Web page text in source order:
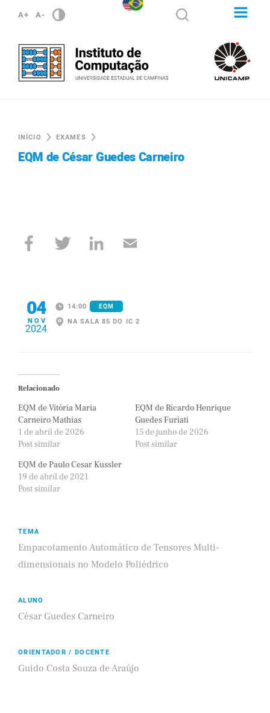
A+ A-
INÍCIO EXAMES
EQM de César Guedes Carneiro
04
NOV
2024
14:00 EQM
NA SALA 85 DO IC 2
Relacionado
EQM de Vitória Maria
Carneiro Mathias
1 de abril de 2026
Post similar
EQM de Ricardo Henrique
Guedes Furiati
15 de junho de 2026
Post similar
EQM de Paulo Cesar Kussler
19 de abril de 2021
Post similar
TEMA
Empacotamento Automático de Tensores Multi-
dimensionais no Modelo Poliédrico
ALUNO
César Guedes Carneiro
ORIENTADOR / DOCENTE
Guido Costa Souza de Araújo